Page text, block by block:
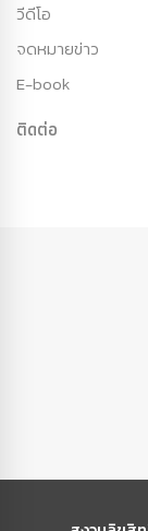
วีดีโอ
จดหมายข่าว
E-book
ติดต่อ